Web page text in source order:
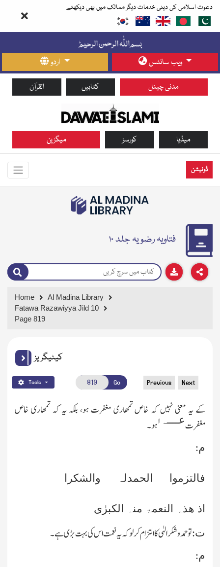
دعوت اسلامی کی دینی خدمات دیگر ممالک میں بھی دیکھئے
اردو ویب سائٹس
القرآن کتابیں مدنی چینل
میگزین کورسز میڈیا
ڈونیشن
فتاویہ رضویہ جلد ۱۰
Home
Al Madina Library
Fatawa Razawiyya Jild 10
Page 819
کیٹیگریز
Tools Go Previous Next
کے یہ معنی نہیں کہ خاص تمھاری مغفرت ہو، بلکہ یہ کہ تمھاری خاص
مغفرتعــــہ ۱ہو ۔
م:
فالتزموا الحمدلہ والشکرا
اذ ھذہ النعمۃ منہ الکبرٰی
ت:تو حمد وشکر الہٰی کا التزام کرلو کہ یہ نعمت اس کی بہت بڑی ہے۔
م: